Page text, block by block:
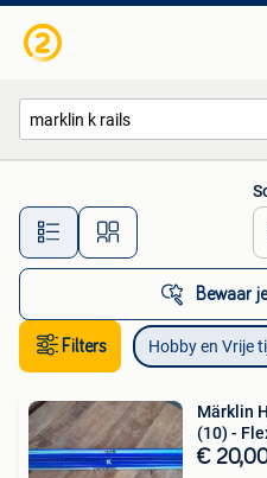
Alle
Bewaar
Filters Hobby en Vrije
Märklin
(10) -
€